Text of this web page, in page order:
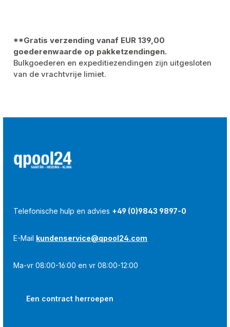
**Gratis verzending vanaf EUR 139,00
goederenwaarde op pakketzendingen.
Bulkgoederen en expeditiezendingen zijn uitgesloten
van de vrachtvrije limiet.
Telefonische hulp en advies +49 (0)9843 9897-0
E-Mail kundenservice@qpool24.com
Ma-vr 08:00-16:00 en vr 08:00-12:00
Een contract herroepen